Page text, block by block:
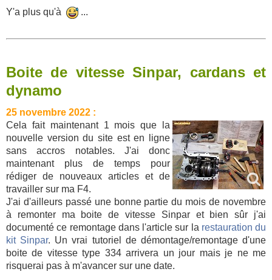
Y'a plus qu'à ...
Boite de vitesse Sinpar, cardans et
dynamo
25 novembre 2022 :
Cela fait maintenant 1 mois que la
nouvelle version du site est en ligne
sans accros notables. J'ai donc
maintenant plus de temps pour
rédiger de nouveaux articles et de
travailler sur ma F4.
J'ai d'ailleurs passé une bonne partie du mois de novembre
à remonter ma boite de vitesse Sinpar et bien sûr j'ai
documenté ce remontage dans l'article sur la restauration du
kit Sinpar. Un vrai tutoriel de démontage/remontage d'une
boite de vitesse type 334 arrivera un jour mais je ne me
risquerai pas à m'avancer sur une date.